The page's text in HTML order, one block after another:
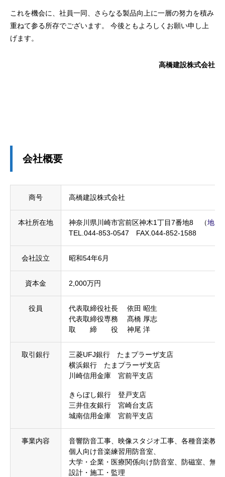
これを機会に、社員一同、さらなる製品向上に一層の努力を積み
重ねて参る所存でございます。 今後ともよろしくお願い申し上
げます。
高橋建設株式会社
会社概要
商号 高橋建設株式会社
本社所在地 神奈川県川崎市宮前区神木1丁目7番地8 （地図
TEL.044-853-0547 FAX.044-852-1588
会社設立 昭和54年6月
資本金 2,000万円
役員
代表取締役社長 依田 昭生
代表取締役専務 髙橋 厚志
取 締 役 神尾 洋
取引銀行
三菱UFJ銀行 たまプラーザ支店
横浜銀行 たまプラーザ支店
川崎信用金庫 宮前平支店
きらぼし銀行 登戸支店
三井住友銀行 宮崎台支店
城南信用金庫 宮前平支店
事業内容
音響防音工事、映像スタジオ工事、各種音楽教室
個人向け音楽練習用防音室、
大学・企業・医療関係向け防音室、防磁室、無響
設計・施工・監理